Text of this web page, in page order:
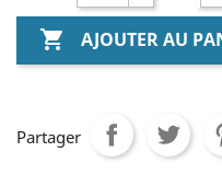
 AJOUTER AU
Partager